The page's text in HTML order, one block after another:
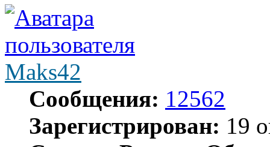
Maks42
Сообщения: 12562
Зарегистрирован: 19